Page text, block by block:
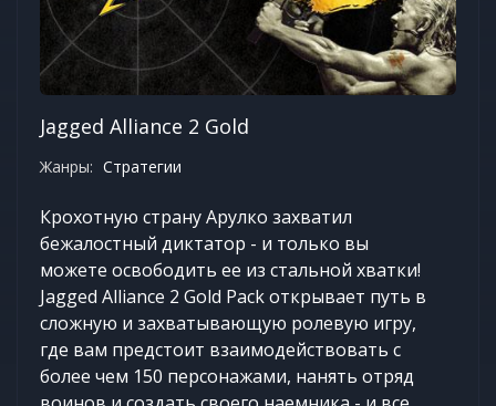
Jagged Alliance 2 Gold
Жанры: Стратегии
Крохотную страну Арулко захватил
бежалостный диктатор - и только вы
можете освободить ее из стальной хватки!
Jagged Alliance 2 Gold Pack открывает путь в
сложную и захватывающую ролевую игру,
где вам предстоит взаимодействовать с
более чем 150 персонажами, нанять отряд